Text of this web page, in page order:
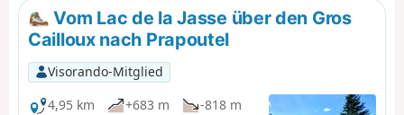
Vom Lac de la Jasse über den Gros
Cailloux nach Prapoutel
Visorando-Mitglied
4,95 km
+683 m
-818 m